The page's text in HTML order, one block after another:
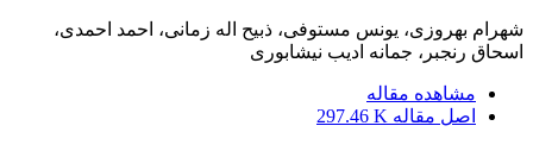
شهرام بهروزی، یونس مستوفی، ذبیح اله زمانی، احمد احمدی،
اسحاق رنجبر، جمانه ادیب نیشابوری
مشاهده مقاله
اصل مقاله 297.46 K